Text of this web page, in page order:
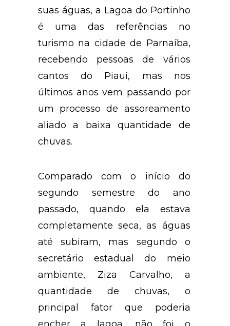
suas águas, a Lagoa do Portinho
é uma das referências no
turismo na cidade de Parnaíba,
recebendo pessoas de vários
cantos do Piauí, mas nos
últimos anos vem passando por
um processo de assoreamento
aliado a baixa quantidade de
chuvas.
Comparado com o início do
segundo semestre do ano
passado, quando ela estava
completamente seca, as águas
até subiram, mas segundo o
secretário estadual do meio
ambiente, Ziza Carvalho, a
quantidade de chuvas, o
principal fator que poderia
encher a lagoa, não foi o